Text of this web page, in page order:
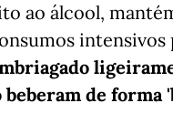
ao álcool,
intensivos
de forma